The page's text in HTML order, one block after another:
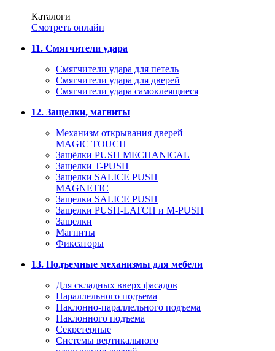
Каталоги
Смотреть онлайн
11. Смягчители удара
Смягчители удара для петель
Смягчители удара для дверей
Cмягчители удара самоклеящиеся
12. Защелки, магниты
Механизм открывания дверей
MAGIC TOUCH
Защёлки PUSH MECHANICAL
Защелки T-PUSH
Защелки SALICE PUSH
MAGNETIC
Защелки SALICE PUSH
Защелки PUSH-LATCH и M-PUSH
Защелки
Магниты
Фиксаторы
13. Подъемные механизмы для мебели
Для складных вверх фасадов
Параллельного подъема
Наклонно-параллельного подъема
Наклонного подъема
Секретерные
Системы вертикального